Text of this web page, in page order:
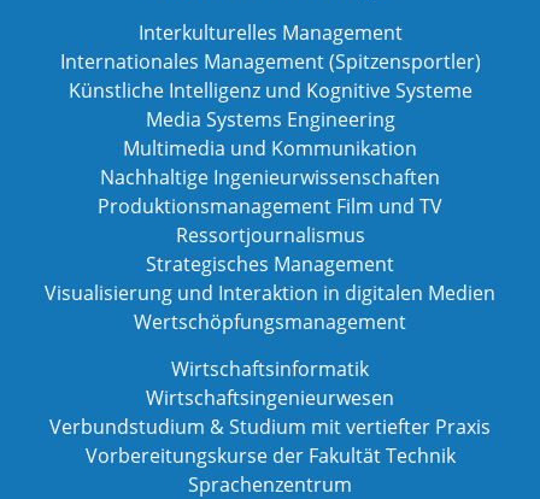
Interkulturelles Management
Internationales Management (Spitzensportler)
Künstliche Intelligenz und Kognitive Systeme
Media Systems Engineering
Multimedia und Kommunikation
Nachhaltige Ingenieurwissenschaften
Produktionsmanagement Film und TV
Ressortjournalismus
Strategisches Management
Visualisierung und Interaktion in digitalen Medien
Wertschöpfungsmanagement
Wirtschaftsinformatik
Wirtschaftsingenieurwesen
Verbundstudium & Studium mit vertiefter Praxis
Vorbereitungskurse der Fakultät Technik
Sprachenzentrum